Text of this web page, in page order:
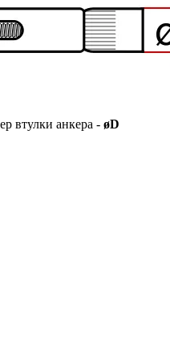
втулки анкера - øD